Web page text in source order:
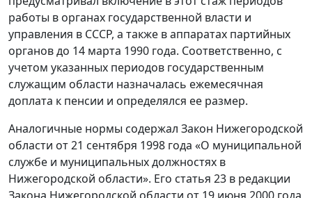
работы в органах государственной власти и
управления в СССР, а также в аппаратах партийных
органов до 14 марта 1990 года. Соответственно, с
учетом указанных периодов государственным
служащим области назначалась ежемесячная
доплата к пенсии и определялся ее размер.
Аналогичные нормы содержал Закон Нижегородской
области от 21 сентября 1998 года «О муниципальной
службе и муниципальных должностях в
Нижегородской области». Его статья 23 в редакции